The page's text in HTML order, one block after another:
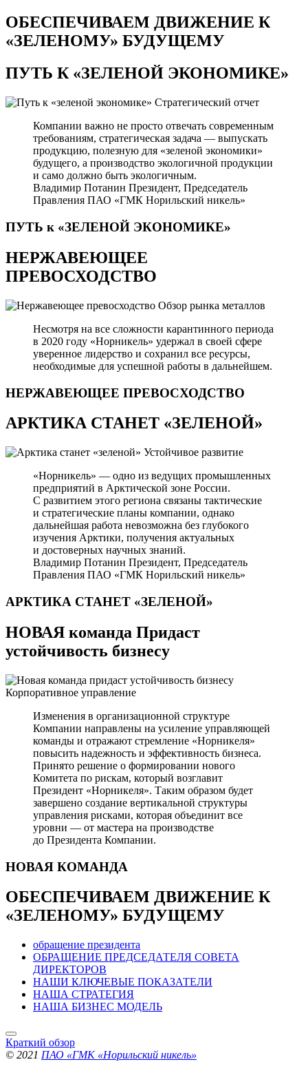
ОБЕСПЕЧИВАЕМ ДВИЖЕНИЕ К
«ЗЕЛЕНОМУ» БУДУЩЕМУ
ПУТЬ К«ЗЕЛЕНОЙ ЭКОНОМИКЕ»
Стратегический отчет
Компании важно не просто отвечать современным
требованиям, стратегическая задача — выпускать
продукцию, полезную для «зеленой экономики»
будущего, а производство экологичной продукции
и само должно быть экологичным.
Владимир Потанин Президент, Председатель
Правления ПАО «ГМК Норильский никель»
ПУТЬ к «ЗЕЛЕНОЙ ЭКОНОМИКЕ»
НЕРЖАВЕЮЩЕЕ
ПРЕВОСХОДСТВО
Обзор рынка металлов
Несмотря на все сложности карантинного периода
в 2020 году «Норникель» удержал в своей сфере
уверенное лидерство и сохранил все ресурсы,
необходимые для успешной работы в дальнейшем.
НЕРЖАВЕЮЩЕЕ ПРЕВОСХОДСТВО
АРКТИКА СТАНЕТ «ЗЕЛЕНОЙ»
Устойчивое развитие
«Норникель» — одно из ведущих промышленных
предприятий в Арктической зоне России.
С развитием этого региона связаны тактические
и стратегические планы компании, однако
дальнейшая работа невозможна без глубокого
изучения Арктики, получения актуальных
и достоверных научных знаний.
Владимир Потанин Президент, Председатель
Правления ПАО «ГМК Норильский никель»
АРКТИКА СТАНЕТ «ЗЕЛЕНОЙ»
НОВАЯ команда Придаст
устойчивость бизнесу
Корпоративное управление
Изменения в организационной структуре
Компании направлены на усиление управляющей
команды и отражают стремление «Норникеля»
повысить надежность и эффективность бизнеса.
Принято решение о формировании нового
Комитета по рискам, который возглавит
Президент «Норникеля». Таким образом будет
завершено создание вертикальной структуры
управления рисками, которая объединит все
уровни — от мастера на производстве
до Президента Компании.
НОВАЯ КОМАНДА
ОБЕСПЕЧИВАЕМ ДВИЖЕНИЕ К
«ЗЕЛЕНОМУ» БУДУЩЕМУ
обращение президента
ОБРАЩЕНИЕ ПРЕДСЕДАТЕЛЯ СОВЕТА
ДИРЕКТОРОВ
НАШИ КЛЮЧЕВЫЕ ПОКАЗАТЕЛИ
НАША СТРАТЕГИЯ
НАША БИЗНЕС МОДЕЛЬ
Краткий обзор
© 2021 ПАО «ГМК «Норильский никель»